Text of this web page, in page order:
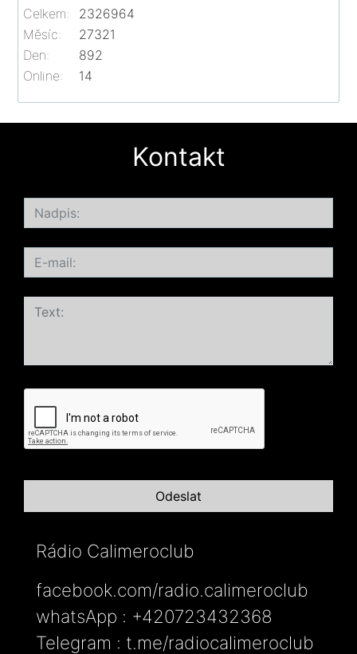
Online: 14
Celkem:
2326964
Měsíc:
27321
Den:
892
Kontakt
Rádio Calimeroclub
facebook.com/radio.calimeroclub
whatsApp : +420723432368
Telegram : t.me/radiocalimeroclub